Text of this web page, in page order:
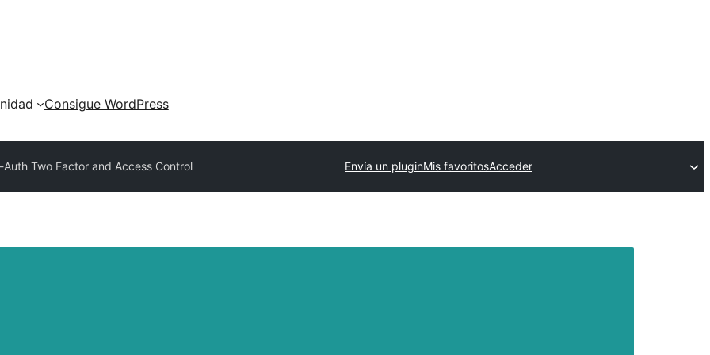
Consigue WordPress
Auth Two Factor and Access Control Envía un pluginMis favoritosAcceder